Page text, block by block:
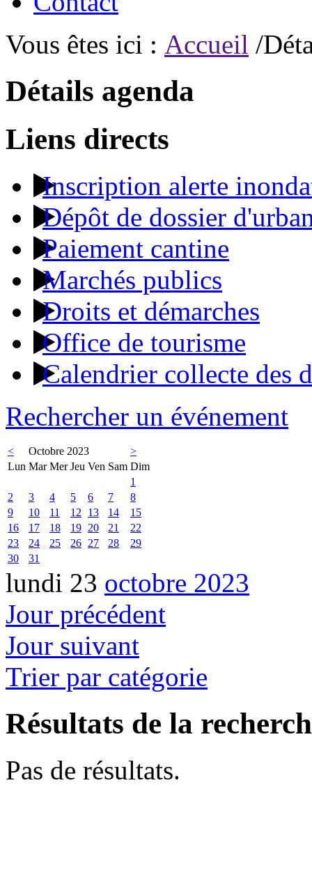
Vous êtes ici : Accueil /
Détails agenda
Liens directs
Inscription alerte
Dépôt de dossier
Paiement cantine
Marchés publics
Droits et démarches
Office de tourisme
Calendrier collecte des
Rechercher un événement
< Octobre 2023
>
Lun Mar Mer Jeu Ven Sam Dim
1
2
3 4 5 6 7
8
9
10 11 12 13 14
15
16
17 18 19 20 21
22
23
24 25 26 27 28
29
30
31
lundi 23 octobre 2023
Jour précédent
Jour suivant
Trier par catégorie
Résultats de la
Pas de résultats.